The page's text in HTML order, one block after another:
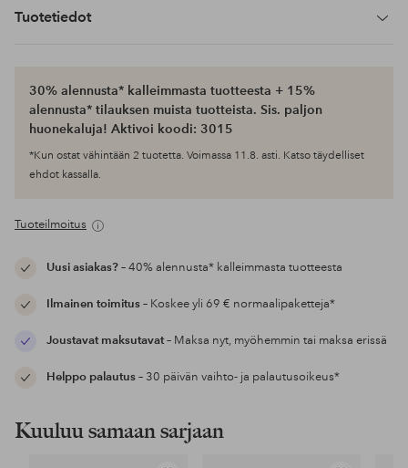
Tuotetiedot
30% alennusta* kalleimmasta tuotteesta + 15%
alennusta* tilauksen muista tuotteista. Sis. paljon
huonekaluja! Aktivoi koodi: 3015
*Kun ostat vähintään 2 tuotetta. Voimassa 11.8. asti. Katso täydelliset
ehdot kassalla.
Tuoteilmoitus
Uusi asiakas?– 40% alennusta* kalleimmasta tuotteesta
Ilmainen toimitus– Koskee yli 69 € normaalipaketteja*
Joustavat maksutavat– Maksa nyt, myöhemmin tai maksa erissä
Helppo palautus– 30 päivän vaihto- ja palautusoikeus*
Kuuluu samaan sarjaan